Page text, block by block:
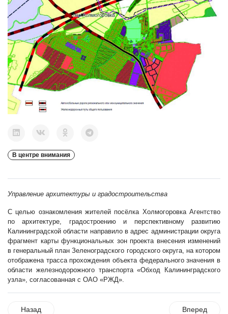
В центре внимания
Управление архитектуры и градостроительства
С целью ознакомления жителей посёлка Холмогоровка Агентство
по архитектуре, градостроению и перспективному развитию
Калининградской области направило в адрес администрации округа
фрагмент карты функциональных зон проекта внесения изменений
в генеральный план Зеленоградского городского округа, на котором
отображена трасса прохождения объекта федерального значения в
области железнодорожного транспорта «Обход Калининградского
узла», согласованная с ОАО «РЖД».
Назад Вперед